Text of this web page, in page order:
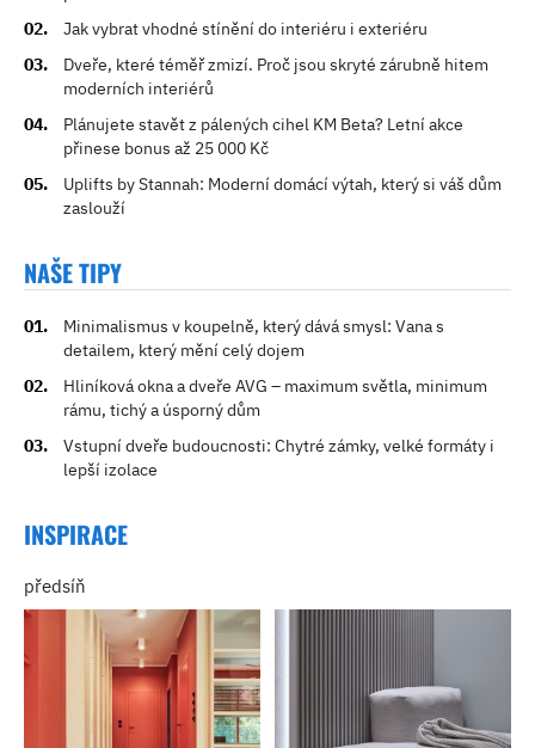
Jak vybrat vhodné stínění do interiéru i exteriéru
Dveře, které téměř zmizí. Proč jsou skryté zárubně hitem
moderních interiérů
Plánujete stavět z pálených cihel KM Beta? Letní akce
přinese bonus až 25 000 Kč
Uplifts by Stannah: Moderní domácí výtah, který si váš dům
zaslouží
NAŠE TIPY
Minimalismus v koupelně, který dává smysl: Vana s
detailem, který mění celý dojem
Hliníková okna a dveře AVG – maximum světla, minimum
rámu, tichý a úsporný dům
Vstupní dveře budoucnosti: Chytré zámky, velké formáty i
lepší izolace
INSPIRACE
předsíň